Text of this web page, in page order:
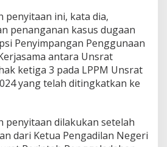
a
o
r
penyitaan ini, kata dia,
penanganan kasus dugaan
Penyimpangan Penggunaan
antara Unsrat
ketiga 3 pada LPPM Unsrat
yang telah ditingkatkan ke
penyitaan dilakukan setelah
dari Ketua Pengadilan Negeri